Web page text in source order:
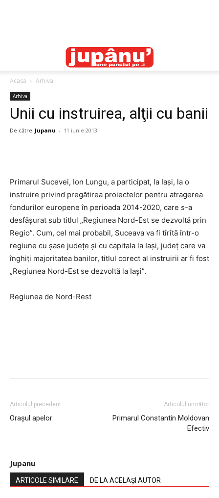
Acasă Arhiva
Arhiva
Unii cu instruirea, alţii cu banii
De către Jupanu - 11 iunie 2013
Primarul Sucevei, Ion Lungu, a participat, la Iaşi, la o
instruire privind pregătirea proiectelor pentru atragerea
fondurilor europene în perioada 2014-2020, care s-a
desfăşurat sub titlul „Regiunea Nord-Est se dezvoltă prin
Regio”. Cum, cel mai probabil, Suceava va fi tîrîtă într-o
regiune cu şase judeţe şi cu capitala la Iaşi, judeţ care va
înghiţi majoritatea banilor, titlul corect al instruirii ar fi fost
„Regiunea Nord-Est se dezvoltă la Iaşi”.
Regiunea de Nord-Rest
Articolul precedent
Oraşul apelor
Articolul următor
Primarul Constantin Moldovan
Efectiv
Jupanu
ARTICOLE SIMILARE DE LA ACELAȘI AUTOR